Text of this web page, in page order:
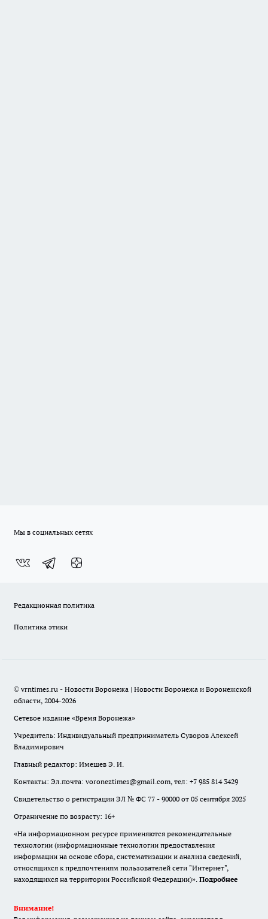
Мы в социальных сетях
Редакционная политика
Политика этики
© vrntimes.ru - Новости Воронежа | Новости Воронежа и Воронежской
области, 2004-2026
Сетевое издание «Время Воронежа»
Учредитель: Индивидуальный предприниматель Суворов Алексей
Владимирович
Главный редактор: Имешев Э. И.
Контакты: Эл.почта: voroneztimes@gmail.com, тел: +7 985 814 3429
Свидетельство о регистрации ЭЛ № ФС 77 - 90000 от 05 сентября 2025
Ограничение по возрасту: 16+
«На информационном ресурсе применяются рекомендательные
технологии (информационные технологии предоставления
информации на основе сбора, систематизации и анализа сведений,
относящихся к предпочтениям пользователей сети "Интернет",
находящихся на территории Российской Федерации)». Подробнее
Внимание!